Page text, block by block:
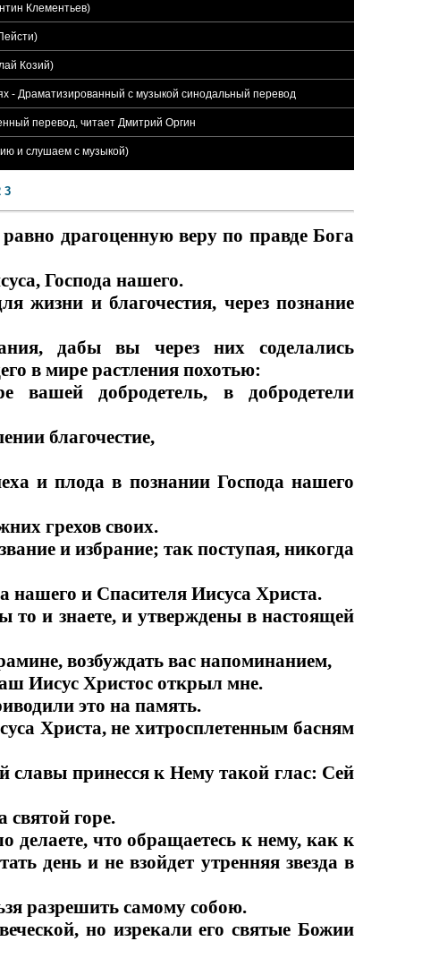
Клементьев)
Козий)
- Драматизированный с музыкой синодальный перевод
перевод, читает Дмитрий Оргин
и слушаем с музыкой)
3
драгоценную веру по правде Бога
Господа нашего.
жизни и благочестия, через познание
дабы вы через них соделались
в мире растления похотью:
добродетель, в добродетели
благочестие,
и плода в познании Господа нашего
грехов своих.
и избрание; так поступая, никогда
нашего и Спасителя Иисуса Христа.
то и знаете, и утверждены в настоящей
возбуждать вас напоминанием,
Иисус Христос открыл мне.
это на память.
Христа, не хитросплетенным басням
славы принесся к Нему такой глас: Сей
горе.
что обращаетесь к нему, как к
день и не взойдет утренняя звезда в
разрешить самому собою.
но изрекали его святые Божии